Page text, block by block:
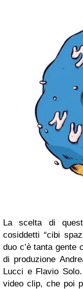
La scelta di
cosiddetti “cibi
duo c’è tanta gente
di produzione
Lucci e Flavio
video clip, che poi